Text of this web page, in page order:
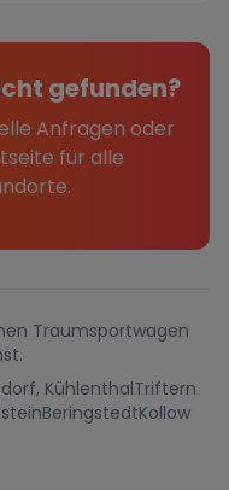
gefunden?
Anfragen oder
für alle
Traumsportwagen
KühlenthalTriftern
BeringstedtKollow